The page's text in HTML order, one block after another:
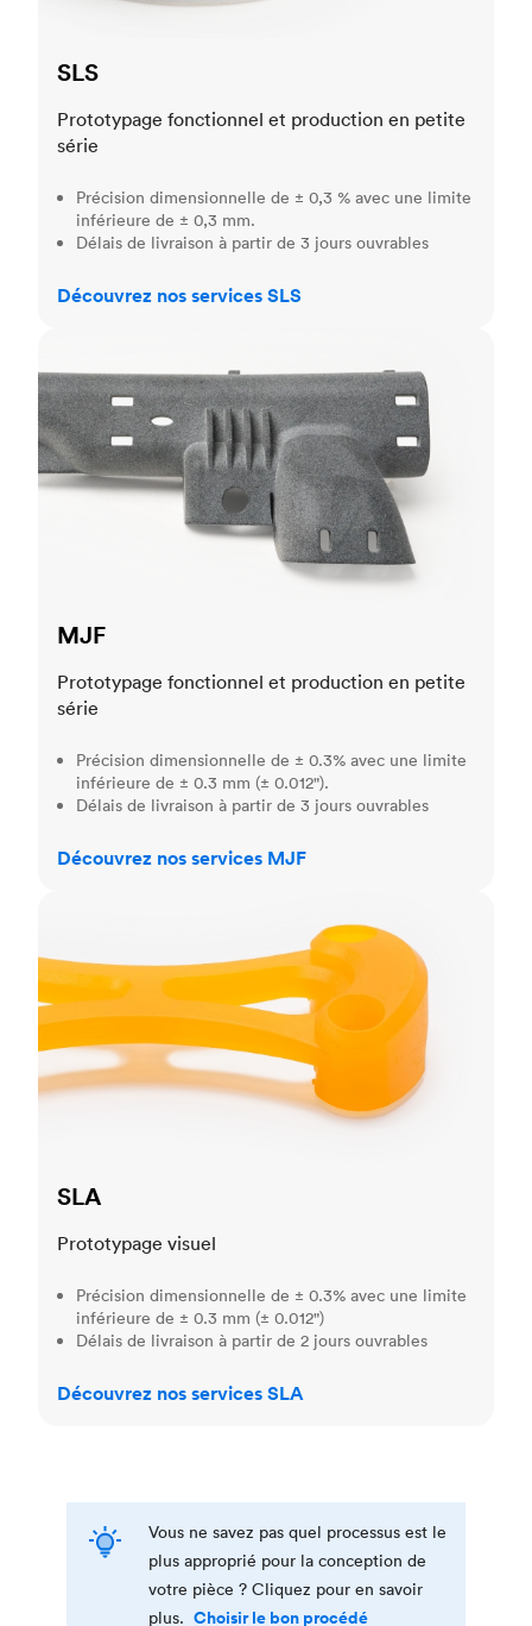
SLS
Prototypage fonctionnel et production en petite
série
Précision dimensionnelle de ± 0,3 % avec une limite
inférieure de ± 0,3 mm.
Délais de livraison à partir de 3 jours ouvrables
Découvrez nos services SLS
MJF
Prototypage fonctionnel et production en petite
série
Précision dimensionnelle de ± 0.3% avec une limite
inférieure de ± 0.3 mm (± 0.012").
Délais de livraison à partir de 3 jours ouvrables
Découvrez nos services MJF
SLA
Prototypage visuel
Précision dimensionnelle de ± 0.3% avec une limite
inférieure de ± 0.3 mm (± 0.012")
Délais de livraison à partir de 2 jours ouvrables
Découvrez nos services SLA
Vous ne savez pas quel processus est le
plus approprié pour la conception de
votre pièce ? Cliquez pour en savoir
plus. Choisir le bon procédé